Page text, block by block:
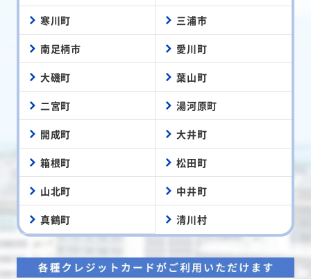
寒川町 三浦市
南足柄市 愛川町
大磯町 葉山町
二宮町 湯河原町
開成町 大井町
箱根町 松田町
山北町 中井町
真鶴町 清川村